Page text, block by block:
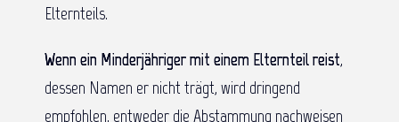
Elternteils.
Wenn ein Minderjähriger mit einem Elternteil reist,
dessen Namen er nicht trägt, wird dringend
empfohlen, entweder die Abstammung nachweisen